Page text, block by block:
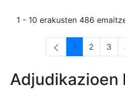
1 - 10 erakusten 486
Orrialdea
1 2 3
Adjudikazioen